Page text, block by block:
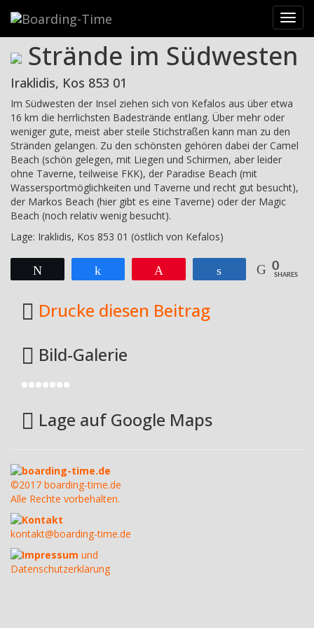
Strände im Südwesten
Iraklidis, Kos 853 01
Im Südwesten der Insel ziehen sich von Kefalos aus über etwa
16 km die herrlichsten Badestrände entlang. Über mehr oder
weniger gute, meist aber steile Stichstraßen kann man zu den
Stränden gelangen. Zu den schönsten gehören dabei der Camel
Beach (schön gelegen, mit Liegen und Schirmen, aber leider
ohne Taverne, teilweise FKK), der Paradise Beach (mit
Wassersportmöglichkeiten und Taverne und recht gut besucht),
der Markos Beach (hier gibt es eine Taverne) oder der Magic
Beach (noch relativ wenig besucht).
Lage: Iraklidis, Kos 853 01 (östlich von Kefalos)
Teilen 0
SHARES
Drucke diesen Beitrag
Bild-Galerie
Lage auf Google Maps
boarding-time.de
©2017 boarding-time.de
Alle Rechte vorbehalten.
Kontakt
kontakt@boarding-time.de
Impressum und
Datenschutzerklärung